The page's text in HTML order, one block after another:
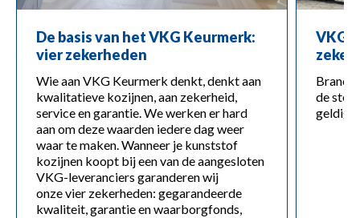
De basis van het VKG Keurmerk:
vier zekerheden
Wie aan VKG Keurmerk denkt, denkt aan
kwalitatieve kozijnen, aan zekerheid,
service en garantie. We werken er hard
aan om deze waarden iedere dag weer
waar te maken. Wanneer je kunststof
kozijnen koopt bij een van de aangesloten
VKG-leveranciers garanderen wij
onze vier zekerheden: gegarandeerde
kwaliteit, garantie en waarborgfonds,
VKG
de